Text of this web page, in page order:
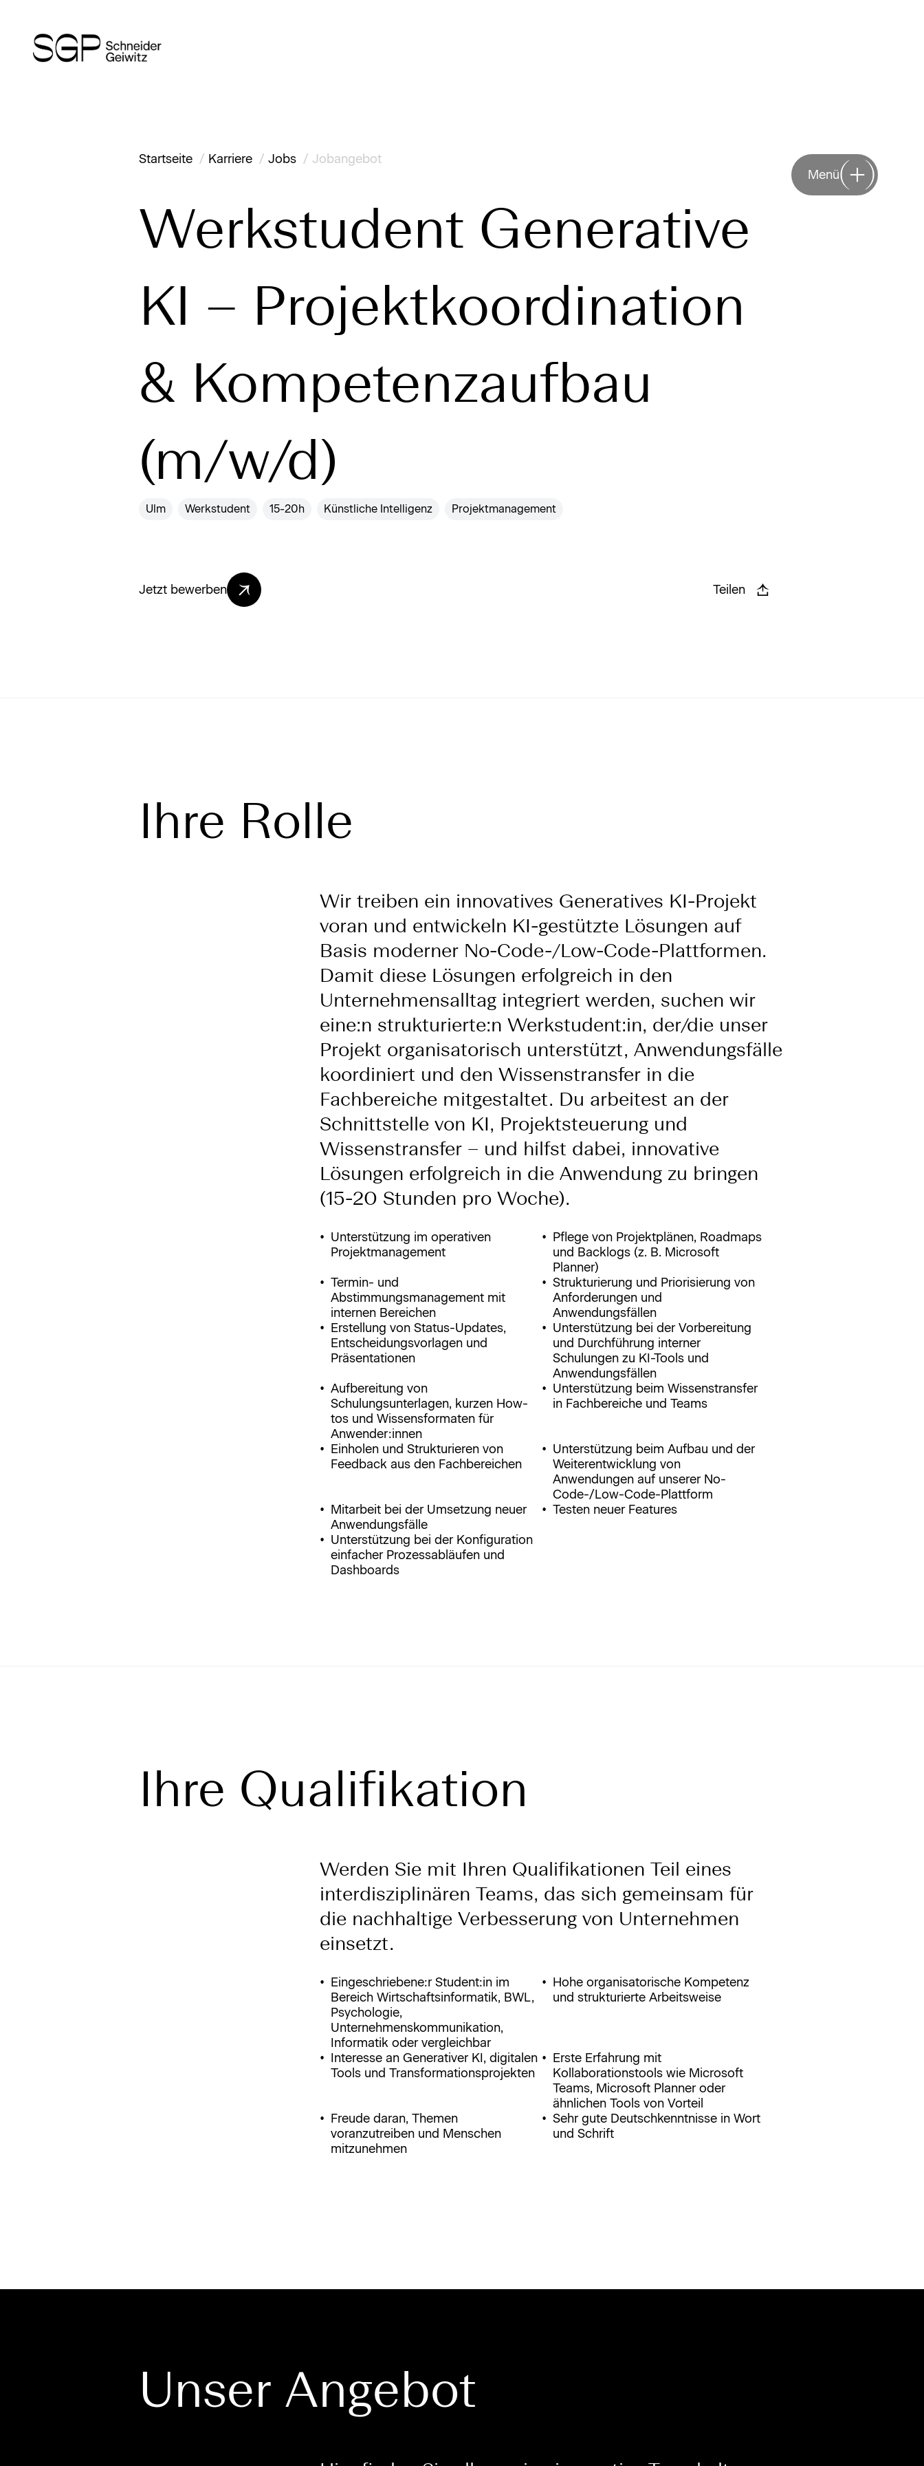
Menü
Startseite Karriere Jobs Jobangebot
Werkstudent Generative
KI – Projektkoordination
& Kompetenzaufbau
(m/w/d)
Ulm Werkstudent 15-20h Künstliche Intelligenz Projektmanagement
Jetzt bewerben Teilen
Ihre Rolle
Wir treiben ein innovatives Generatives KI-Projekt
voran und entwickeln KI-gestützte Lösungen auf
Basis moderner No-Code-/Low-Code-Plattformen.
Damit diese Lösungen erfolgreich in den
Unternehmensalltag integriert werden, suchen wir
eine:n strukturierte:n Werkstudent:in, der/die unser
Projekt organisatorisch unterstützt, Anwendungsfälle
koordiniert und den Wissenstransfer in die
Fachbereiche mitgestaltet. Du arbeitest an der
Schnittstelle von KI, Projektsteuerung und
Wissenstransfer – und hilfst dabei, innovative
Lösungen erfolgreich in die Anwendung zu bringen
(15-20 Stunden pro Woche).
Unterstützung im operativen
Projektmanagement
Pflege von Projektplänen, Roadmaps
und Backlogs (z. B. Microsoft
Planner)
Termin- und
Abstimmungsmanagement mit
internen Bereichen
Strukturierung und Priorisierung von
Anforderungen und
Anwendungsfällen
Erstellung von Status-Updates,
Entscheidungsvorlagen und
Präsentationen
Unterstützung bei der Vorbereitung
und Durchführung interner
Schulungen zu KI-Tools und
Anwendungsfällen
Aufbereitung von
Schulungsunterlagen, kurzen How-
tos und Wissensformaten für
Anwender:innen
Unterstützung beim Wissenstransfer
in Fachbereiche und Teams
Einholen und Strukturieren von
Feedback aus den Fachbereichen
Unterstützung beim Aufbau und der
Weiterentwicklung von
Anwendungen auf unserer No-
Code-/Low-Code-Plattform
Mitarbeit bei der Umsetzung neuer
Anwendungsfälle
Testen neuer Features
Unterstützung bei der Konfiguration
einfacher Prozessabläufen und
Dashboards
Ihre Qualifikation
Werden Sie mit Ihren Qualifikationen Teil eines
interdisziplinären Teams, das sich gemeinsam für
die nachhaltige Verbesserung von Unternehmen
einsetzt.
Eingeschriebene:r Student:in im
Bereich Wirtschaftsinformatik, BWL,
Psychologie,
Unternehmenskommunikation,
Informatik oder vergleichbar
Hohe organisatorische Kompetenz
und strukturierte Arbeitsweise
Interesse an Generativer KI, digitalen
Tools und Transformationsprojekten
Erste Erfahrung mit
Kollaborationstools wie Microsoft
Teams, Microsoft Planner oder
ähnlichen Tools von Vorteil
Freude daran, Themen
voranzutreiben und Menschen
mitzunehmen
Sehr gute Deutschkenntnisse in Wort
und Schrift
Unser Angebot